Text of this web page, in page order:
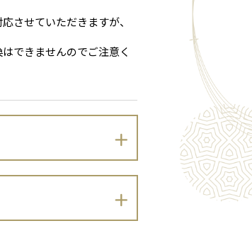
させていただきますが、
できませんのでご注意く